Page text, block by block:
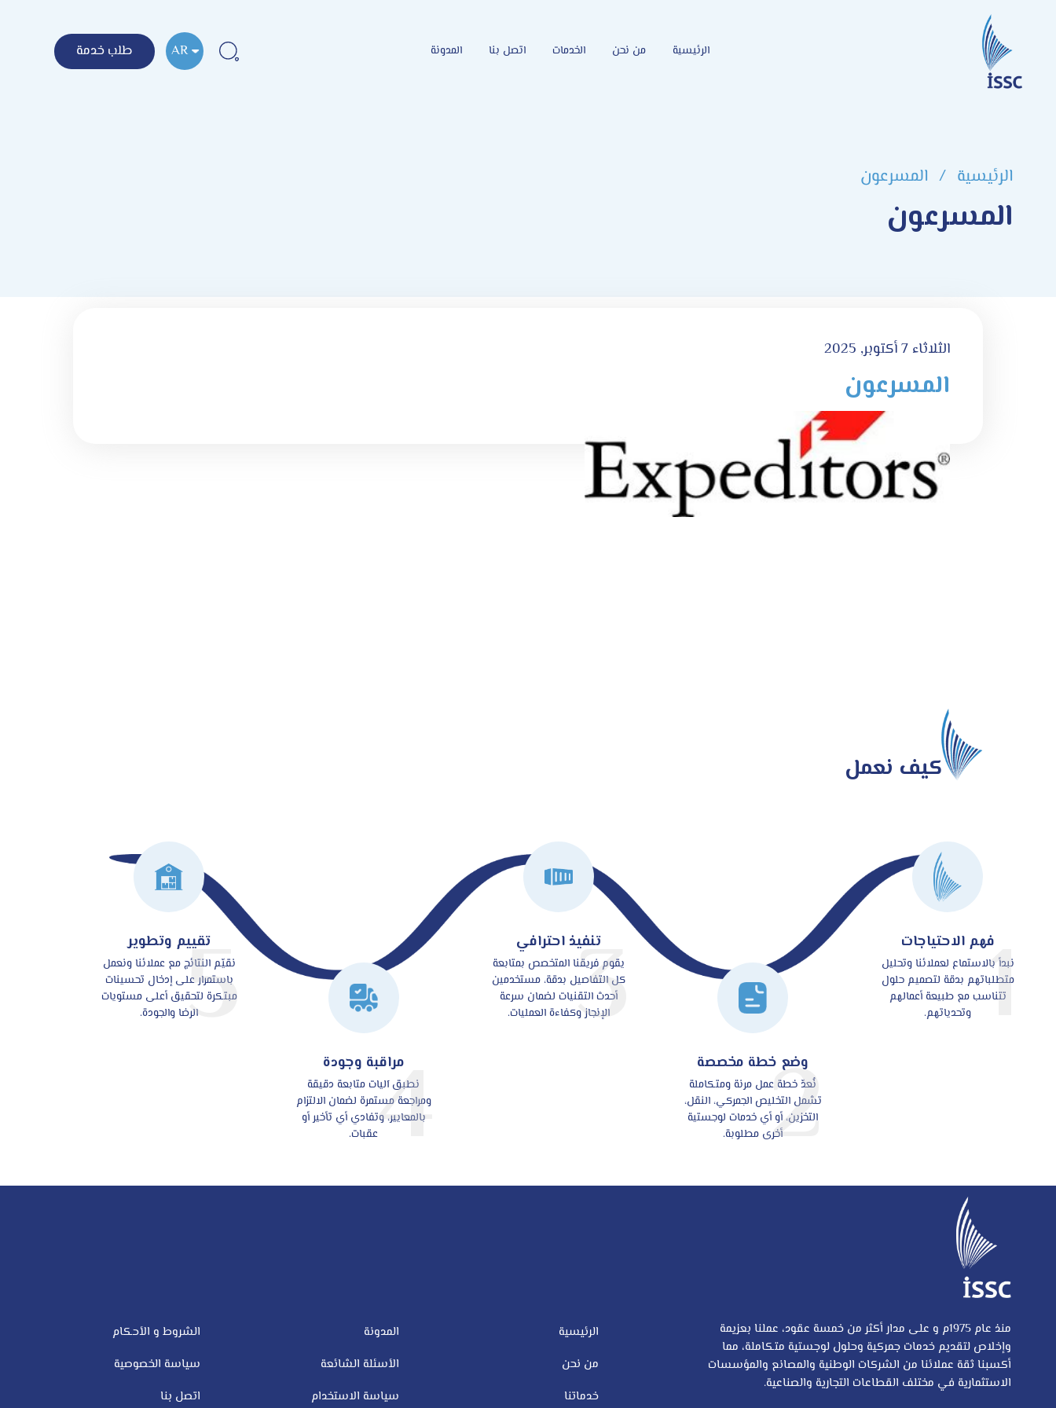
الرئيسية من نحن الخدمات اتصل بنا المدونة AR طلب خدمة
الرئيسية / المسرعون
المسرعون
الثلاثاء 7 أكتوبر, 2025
المسرعون
كيف نعمل
1فهم الاحتياجات
نبدأ بالاستماع لعملائنا وتحليل
متطلباتهم بدقة لتصميم حلول
تتناسب مع طبيعة أعمالهم
وتحدياتهم.
2
وضع خطة مخصصة
نُعدّ خطة عمل مرنة ومتكاملة
تشمل التخليص الجمركي، النقل،
التخزين، أو أي خدمات لوجستية
أخرى مطلوبة.
3تنفيذ احترافي
يقوم فريقنا المتخصص بمتابعة
كل التفاصيل بدقة، مستخدمين
أحدث التقنيات لضمان سرعة
الإنجاز وكفاءة العمليات.
4مراقبة وجودة
نطبق آليات متابعة دقيقة
ومراجعة مستمرة لضمان الالتزام
بالمعايير، وتفادي أي تأخير أو
عقبات.
5تقييم وتطوير
نقيّم النتائج مع عملائنا ونعمل
باستمرار على إدخال تحسينات
مبتكرة لتحقيق أعلى مستويات
الرضا والجودة.
منذ عام 1975م و على مدار أكثر من خمسة عقود، عملنا بعزيمة
وإخلاص لتقديم خدمات جمركية وحلول لوجستية متكاملة، مما
أكسبنا ثقة عملائنا من الشركات الوطنية والمصانع والمؤسسات
الاستثمارية في مختلف القطاعات التجارية والصناعية.
الرئيسية
من نحن
خدماتنا
المدونة
الأسئلة الشائعة
سياسة الاستخدام
الشروط و الأحكام
سياسة الخصوصية
اتصل بنا